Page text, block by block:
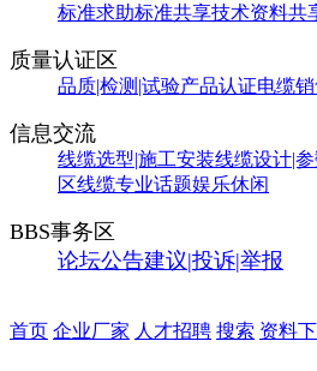
标准求助标准共享技术资料共
质量认证区
品质|检测|试验产品认证电缆销
信息交流
线缆选型|施工安装线缆设计|
区线缆专业话题娱乐休闲
BBS事务区
论坛公告建议|投诉|举报
首页 企业厂家 人才招聘 搜索 资料